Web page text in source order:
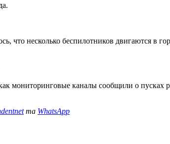
несколько беспилотников двигаются в
мониторинговые каналы сообщили о пусках
та WhatsApp